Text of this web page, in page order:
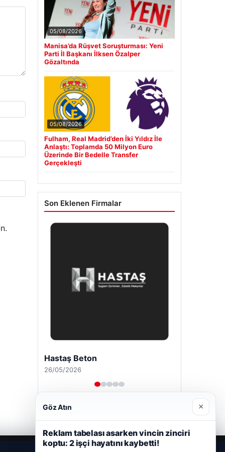
05/08/2026
Manisa’da Rüşvet Soruşturması: Yeni
Parti İl Başkanı İlksen Özalper
Gözaltında
05/08/2026
Fulham, Real Madrid’den İki Yıldız İle
Anlaştı: Toplamda 50 Milyon Euro
Üzerinde Bir Bedelle Transfer
Gerçekleşti
Son Eklenen Firmalar
Hastaş Beton
26/05/2026
Göz Atın ×
Reklam tabelası asarken vincin zinciri
koptu: 2 işçi hayatını kaybetti!